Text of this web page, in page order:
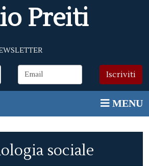
Preiti
sociale